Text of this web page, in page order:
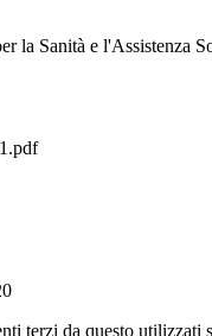
la Sanità e l'Assistenza
terzi da questo